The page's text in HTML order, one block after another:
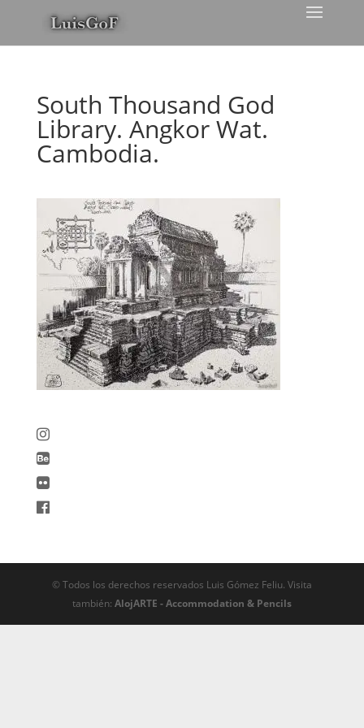
South Thousand God
Library. Angkor Wat.
Cambodia.
© Todos los derechos reservados Luis Gómez Feliu. Visita
también: AlojARTE - Accommodation & Pencils